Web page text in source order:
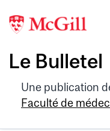
Le Bulletel
Une publication
Faculté de